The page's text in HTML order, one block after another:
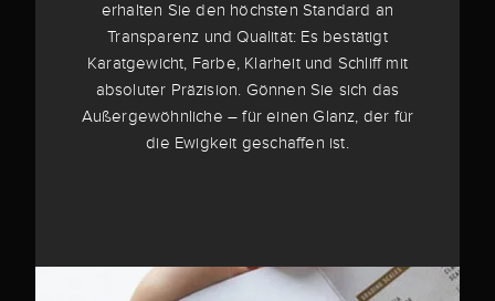
erhalten Sie den höchsten Standard an
Transparenz und Qualität: Es bestätigt
Karatgewicht, Farbe, Klarheit und Schliff mit
absoluter Präzision. Gönnen Sie sich das
Außergewöhnliche – für einen Glanz, der für
die Ewigkeit geschaffen ist.